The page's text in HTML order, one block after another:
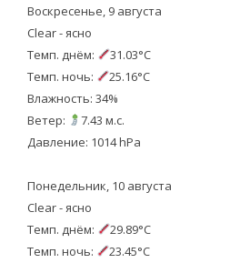
Воскресенье, 9 августа
Clear - ясно
Темп. днём:
31.03°C
Темп. ночь:
25.16°C
Влажность: 34%
Ветер:
7.43 м.с.
Давление: 1014 hPa
Понедельник, 10 августа
Clear - ясно
Темп. днём:
29.89°C
Темп. ночь:
23.45°C